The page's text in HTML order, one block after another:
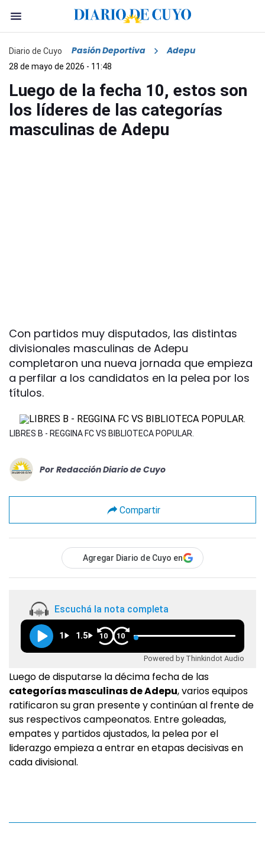
Diario de Cuyo Pasión Deportiva Adepu
28 de mayo de 2026 - 11:48
Luego de la fecha 10, estos son
los líderes de las categorías
masculinas de Adepu
Con partidos muy disputados, las distintas
divisionales masculinas de Adepu
completaron una nueva jornada que empieza
a perfilar a los candidatos en la pelea por los
títulos.
LIBRES B - REGGINA FC VS BIBLIOTECA POPULAR.
Por Redacción Diario de Cuyo
Compartir
Agregar Diario de Cuyo en
Escuchá la nota completa
1 1.5 10 10
Powered by Thinkindot Audio
Luego de disputarse la décima fecha de las
categorías masculinas de Adepu, varios equipos
ratificaron su gran presente y continúan al frente de
sus respectivos campeonatos. Entre goleadas,
empates y partidos ajustados, la pelea por el
liderazgo empieza a entrar en etapas decisivas en
cada divisional.